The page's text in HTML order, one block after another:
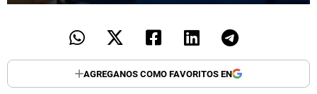
AGREGANOS COMO FAVORITOS EN